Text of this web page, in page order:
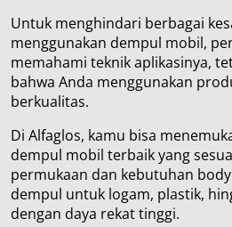
Untuk menghindari berbagai
menggunakan dempul mobil,
memahami teknik aplikasinya,
bahwa Anda menggunakan
berkualitas.
Di Alfaglos, kamu bisa
dempul mobil terbaik yang
permukaan dan kebutuhan
dempul untuk logam, plastik,
dengan daya rekat tinggi.